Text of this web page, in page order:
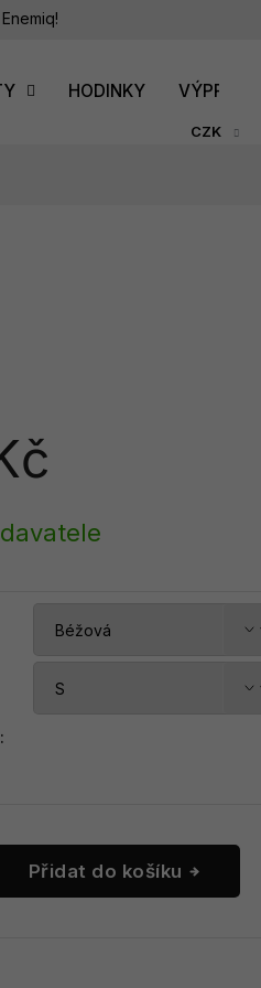
CZK
HODINKY VÝPRODEJ
Přidat do košíku